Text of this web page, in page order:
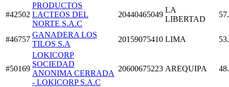
#42502
PRODUCTOS
LACTEOS DEL
NORTE S.A.C
20440465049
LA
LIBERTAD
#46757
GANADERA LOS
TILOS S.A
20159075410 LIMA
#50169
LOKICORP
SOCIEDAD
ANONIMA CERRADA
- LOKICORP S.A.C
20600675223 AREQUIPA